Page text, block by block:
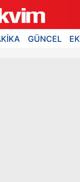
GÜNCEL